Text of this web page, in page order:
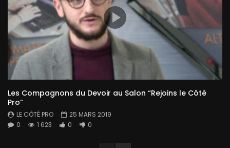
Les Compagnons du Devoir au Salon “Rejoins le Côté
Pro”
LE CÔTÉ PRO
25 MARS 2019
0
1 623 0 0